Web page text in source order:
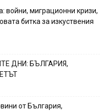
войни, миграционни кризи,
битка за изкуствения
ДНИ: БЪЛГАРИЯ,
от България,